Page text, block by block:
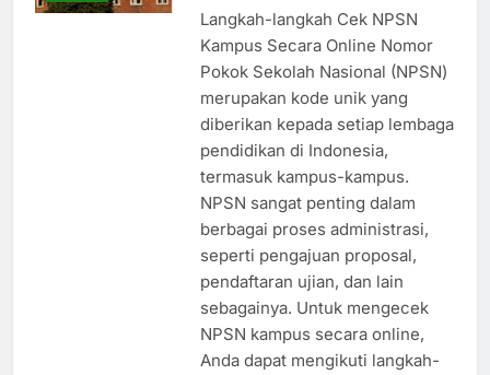
Langkah-langkah Cek NPSN
Kampus Secara Online Nomor
Pokok Sekolah Nasional (NPSN)
merupakan kode unik yang
diberikan kepada setiap lembaga
pendidikan di Indonesia,
termasuk kampus-kampus.
NPSN sangat penting dalam
berbagai proses administrasi,
seperti pengajuan proposal,
pendaftaran ujian, dan lain
sebagainya. Untuk mengecek
NPSN kampus secara online,
Anda dapat mengikuti langkah-